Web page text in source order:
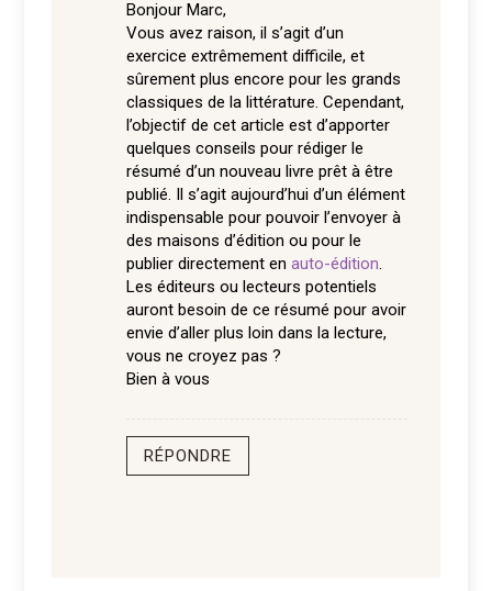
Bonjour Marc,
Vous avez raison, il s’agit d’un
exercice extrêmement difficile, et
sûrement plus encore pour les grands
classiques de la littérature. Cependant,
l’objectif de cet article est d’apporter
quelques conseils pour rédiger le
résumé d’un nouveau livre prêt à être
publié. Il s’agit aujourd’hui d’un élément
indispensable pour pouvoir l’envoyer à
des maisons d’édition ou pour le
publier directement en auto-édition.
Les éditeurs ou lecteurs potentiels
auront besoin de ce résumé pour avoir
envie d’aller plus loin dans la lecture,
vous ne croyez pas ?
Bien à vous
RÉPONDRE